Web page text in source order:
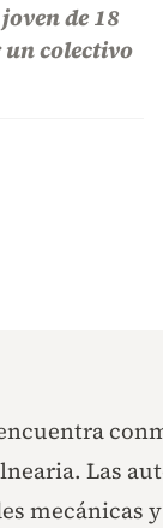
de 18
colectivo
Las
mecánicas